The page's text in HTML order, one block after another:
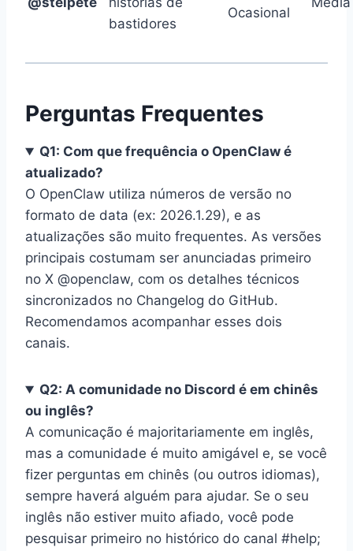
bastidores
Ocasional
Perguntas Frequentes
Q1: Com que frequência o OpenClaw é
atualizado?
O OpenClaw utiliza números de versão no
formato de data (ex: 2026.1.29), e as
atualizações são muito frequentes. As versões
principais costumam ser anunciadas primeiro
no X @openclaw, com os detalhes técnicos
sincronizados no Changelog do GitHub.
Recomendamos acompanhar esses dois
canais.
Q2: A comunidade no Discord é em chinês
ou inglês?
A comunicação é majoritariamente em inglês,
mas a comunidade é muito amigável e, se você
fizer perguntas em chinês (ou outros idiomas),
sempre haverá alguém para ajudar. Se o seu
inglês não estiver muito afiado, você pode
pesquisar primeiro no histórico do canal #help;